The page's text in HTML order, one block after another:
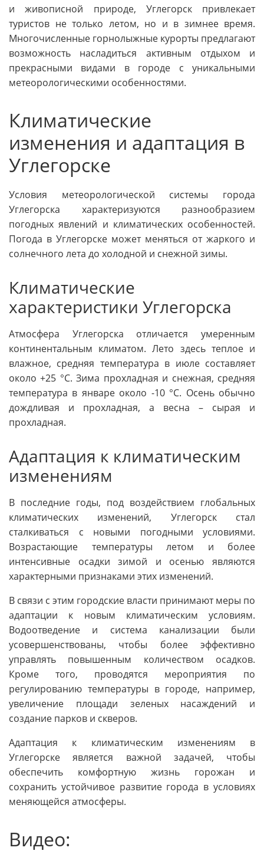
и живописной природе, Углегорск привлекает
туристов не только летом, но и в зимнее время.
Многочисленные горнолыжные курорты предлагают
возможность насладиться активным отдыхом и
прекрасными видами в городе с уникальными
метеорологическими особенностями.
Климатические
изменения и адаптация в
Углегорске
Условия метеорологической системы города
Углегорска характеризуются разнообразием
погодных явлений и климатических особенностей.
Погода в Углегорске может меняться от жаркого и
солнечного лета до холодной и снежной зимы.
Климатические
характеристики Углегорска
Атмосфера Углегорска отличается умеренным
континентальным климатом. Лето здесь теплое и
влажное, средняя температура в июле составляет
около +25 °C. Зима прохладная и снежная, средняя
температура в январе около -10 °C. Осень обычно
дождливая и прохладная, а весна – сырая и
прохладная.
Адаптация к климатическим
изменениям
В последние годы, под воздействием глобальных
климатических изменений, Углегорск стал
сталкиваться с новыми погодными условиями.
Возрастающие температуры летом и более
интенсивные осадки зимой и осенью являются
характерными признаками этих изменений.
В связи с этим городские власти принимают меры по
адаптации к новым климатическим условиям.
Водоотведение и система канализации были
усовершенствованы, чтобы более эффективно
управлять повышенным количеством осадков.
Кроме того, проводятся мероприятия по
регулированию температуры в городе, например,
увеличение площади зеленых насаждений и
создание парков и скверов.
Адаптация к климатическим изменениям в
Углегорске является важной задачей, чтобы
обеспечить комфортную жизнь горожан и
сохранить устойчивое развитие города в условиях
меняющейся атмосферы.
Видео: